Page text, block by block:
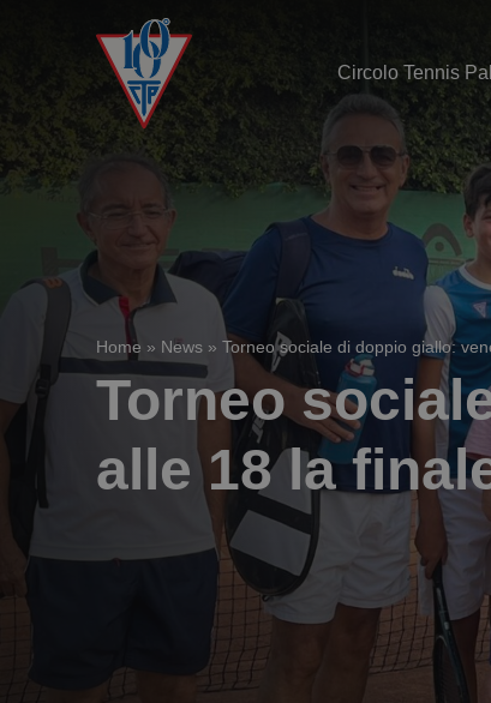
Circolo Tennis
Home » News » Torneo sociale di doppio giallo:
Torneo
alle 18 la